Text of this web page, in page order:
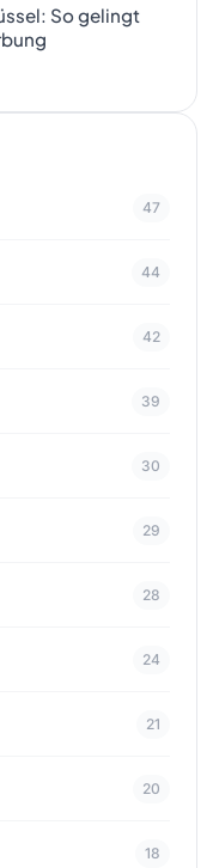
So gelingt
47
44
42
39
30
29
28
24
21
20
18